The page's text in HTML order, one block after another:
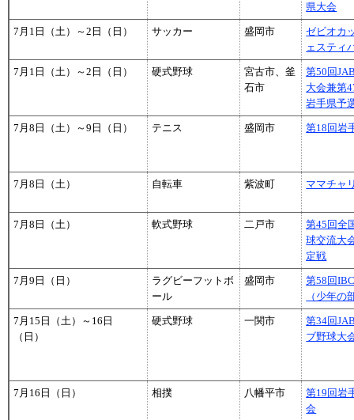
県大会
7月1日（土）～2日（日） サッカー 盛岡市
ゼビオカ
ェスティ
7月1日（土）～2日（日） 硬式野球
宮古市、釜
石市
第50回
大会兼第
岩手県予
7月8日（土）～9日（日） テニス 盛岡市 第18回岩
7月8日（土） 自転車 紫波町 ママチャ
7月8日（土） 軟式野球 二戸市
第45回全
球交流大
定戦
7月9日（日）
ラグビーフットボ
ール
盛岡市
第58回
（少年の
7月15日（土）～16日
（日）
硬式野球 一関市
第34回
ブ野球大
7月16日（日） 相撲 八幡平市
第19回岩
会